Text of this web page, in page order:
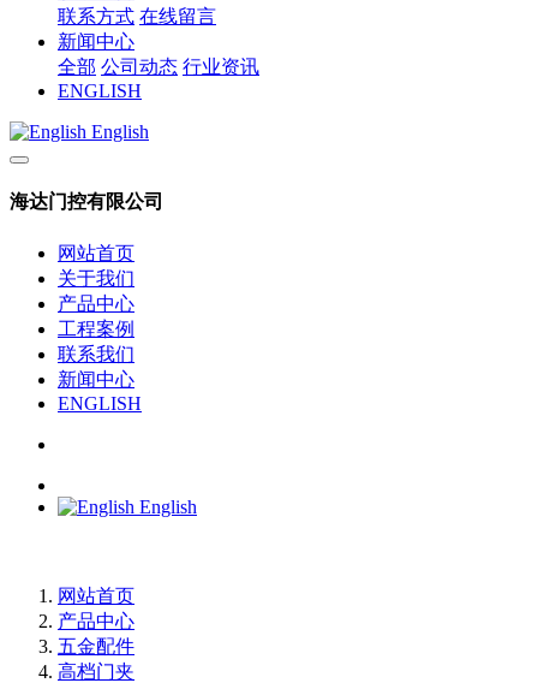
联系方式 在线留言
新闻中心
全部 公司动态 行业资讯
ENGLISH
English
海达门控有限公司
网站首页
关于我们
产品中心
工程案例
联系我们
新闻中心
ENGLISH
English
网站首页
产品中心
五金配件
高档门夹